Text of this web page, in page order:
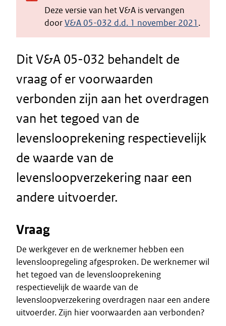
Deze versie van het V&A is vervangen
doorV&A 05-032 d.d. 1 november 2021 .
Dit V&A 05-032 behandelt de
vraag of er voorwaarden
verbonden zijn aan het overdragen
van het tegoed van de
levenslooprekening respectievelijk
de waarde van de
levensloopverzekering naar een
andere uitvoerder.
Vraag
De werkgever en de werknemer hebben een
levensloopregeling afgesproken. De werknemer wil
het tegoed van de levenslooprekening
respectievelijk de waarde van de
levensloopverzekering overdragen naar een andere
uitvoerder. Zijn hier voorwaarden aan verbonden?